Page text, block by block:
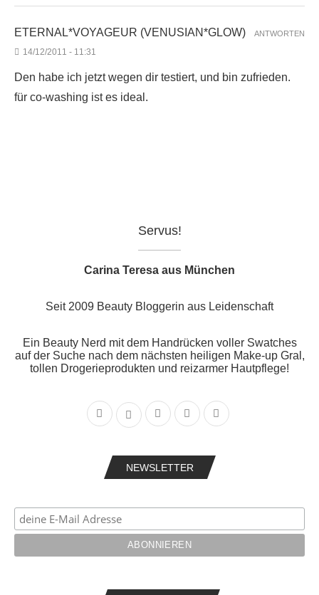
ETERNAL*VOYAGEUR (VENUSIAN*GLOW)
14/12/2011 - 11:31
Den habe ich jetzt wegen dir testiert, und bin zufrieden.
für co-washing ist es ideal.
ANTWORTEN
Servus!
Carina Teresa aus München
Seit 2009 Beauty Bloggerin aus Leidenschaft
Ein Beauty Nerd mit dem Handrücken voller Swatches
auf der Suche nach dem nächsten heiligen Make-up Gral,
tollen Drogerieprodukten und reizarmer Hautpflege!
NEWSLETTER